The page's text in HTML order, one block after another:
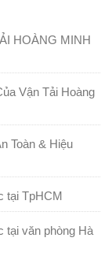
HOÀNG MINH
Vận Tải Hoàng
Toàn & Hiệu
tại TpHCM
tại văn phòng Hà